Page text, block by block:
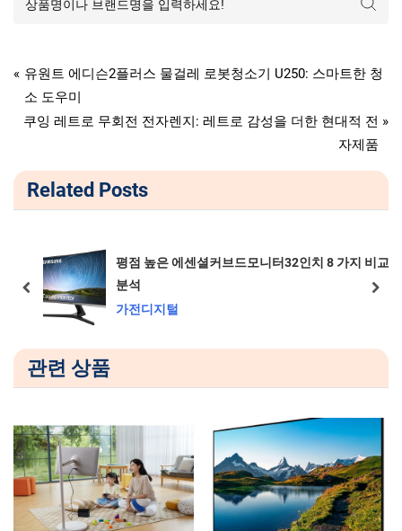
가전디지털
Tags:
1구,대웅,전기레인지 파세코인덕션,하이라이트
글
탐
P
r
e
o
u
o
:
유원트 에디슨2플러스 물걸레 로봇청소기 U250: 스마트한 청
소 도우미
N
x
P
t
쿠잉 레트로 무회전 전자렌지: 레트로 감성을 더한 현대적 전
자제품
Related Posts
센셜커브드모니터32인치 8 가지 비교
평점 높은 양
가전디지털
prev next
관련 상품